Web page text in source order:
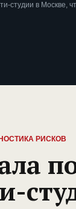
студии в Москве,
РИСКОВ